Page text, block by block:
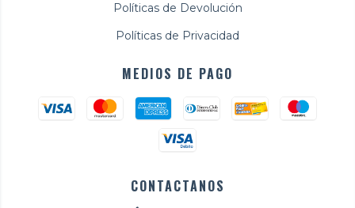
Políticas de Devolución
Políticas de Privacidad
MEDIOS DE PAGO
CONTACTANOS